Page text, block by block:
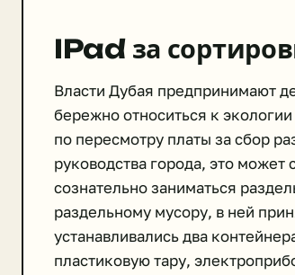
IPad за
Власти Дубая предпринимают
бережно относиться к
по пересмотру платы за сбор
руководства города, это может
сознательно заниматься
раздельному мусору, в ней
устанавливались два
пластиковую тару,